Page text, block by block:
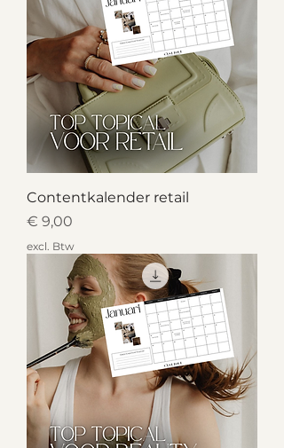
Contentkalender retail
Prijs
€ 9,00
excl. Btw